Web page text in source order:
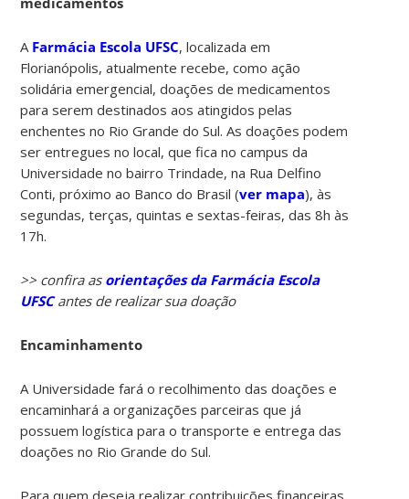
A Farmácia Escola UFSC, localizada em
Florianópolis, atualmente recebe, como ação
solidária emergencial, doações de medicamentos
para serem destinados aos atingidos pelas
enchentes no Rio Grande do Sul. As doações podem
ser entregues no local, que fica no campus da
Universidade no bairro Trindade, na Rua Delfino
Conti, próximo ao Banco do Brasil (ver mapa), às
segundas, terças, quintas e sextas-feiras, das 8h às
17h.
>> confira as orientações da Farmácia Escola
UFSCantes de realizar sua doação
Encaminhamento
A Universidade fará o recolhimento das doações e
encaminhará a organizações parceiras que já
possuem logística para o transporte e entrega das
doações no Rio Grande do Sul.
Para quem deseja realizar contribuições financeiras,